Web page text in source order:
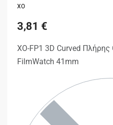
XO
3,81 €
XO-FP1 3D Curved
FilmWatch 41mm